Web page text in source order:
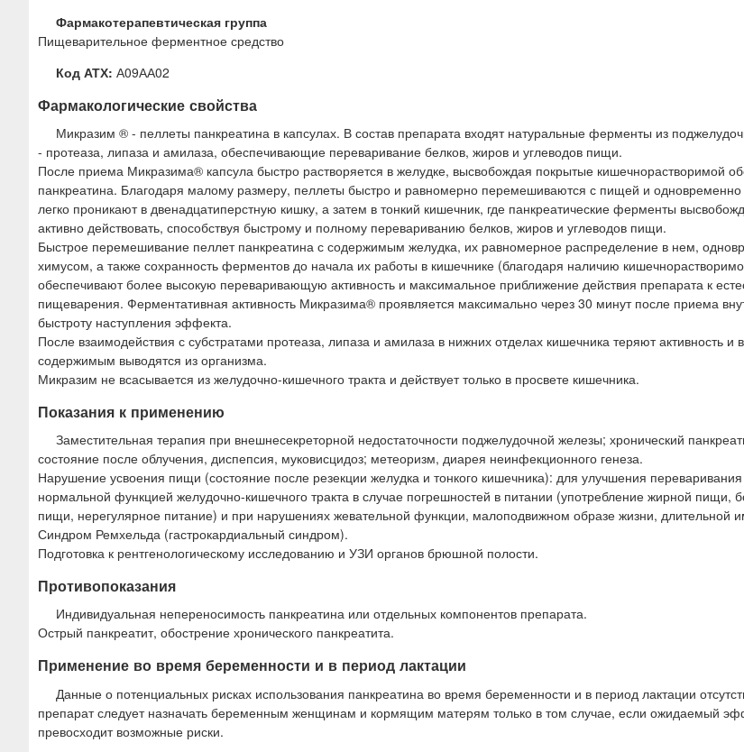
Фармакотерапевтическая группа
Пищеварительное ферментное средство
Код АТХ: А09АА02
Фармакологические свойства
Микразим ® - пеллеты панкреатина в капсулах. В состав препарата входят натуральные ферменты из
- протеаза, липаза и амилаза, обеспечивающие переваривание белков, жиров и углеводов пищи.
После приема Микразима® капсула быстро растворяется в желудке, высвобождая покрытые кишечнорастворимой
панкреатина. Благодаря малому размеру, пеллеты быстро и равномерно перемешиваются с пищей и
легко проникают в двенадцатиперстную кишку, а затем в тонкий кишечник, где панкреатические ферменты
активно действовать, способствуя быстрому и полному перевариванию белков, жиров и углеводов пищи.
Быстрое перемешивание пеллет панкреатина с содержимым желудка, их равномерное распределение в нем,
химусом, а также сохранность ферментов до начала их работы в кишечнике (благодаря наличию
обеспечивают более высокую переваривающую активность и максимальное приближение действия препарата к
пищеварения. Ферментативная активность Микразима® проявляется максимально через 30 минут после приема
быстроту наступления эффекта.
После взаимодействия с субстратами протеаза, липаза и амилаза в нижних отделах кишечника теряют активность и
содержимым выводятся из организма.
Микразим не всасывается из желудочно-кишечного тракта и действует только в просвете кишечника.
Показания к применению
Заместительная терапия при внешнесекреторной недостаточности поджелудочной железы; хронический
состояние после облучения, диспепсия, муковисцидоз; метеоризм, диарея неинфекционного генеза.
Нарушение усвоения пищи (состояние после резекции желудка и тонкого кишечника): для улучшения
нормальной функцией желудочно-кишечного тракта в случае погрешностей в питании (употребление жирной пищи,
пищи, нерегулярное питание) и при нарушениях жевательной функции, малоподвижном образе жизни, длительной
Синдром Ремхельда (гастрокардиальный синдром).
Подготовка к рентгенологическому исследованию и УЗИ органов брюшной полости.
Противопоказания
Индивидуальная непереносимость панкреатина или отдельных компонентов препарата.
Острый панкреатит, обострение хронического панкреатита.
Применение во время беременности и в период лактации
Данные о потенциальных рисках использования панкреатина во время беременности и в период лактации
препарат следует назначать беременным женщинам и кормящим матерям только в том случае, если ожидаемый
превосходит возможные риски.